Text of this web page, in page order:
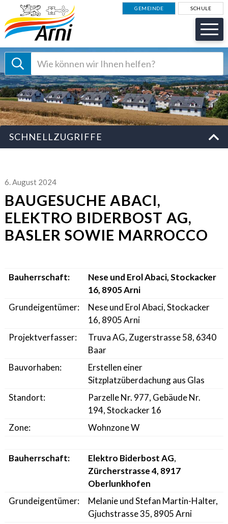
NAVIGIEREN IN GEMEINDE
Schnellnavigation GEMEINDE SCHULE
Suchbegriff
Suche starten
SCHNELLZUGRIFFE
BAUGESUCHE ABACI,
ELEKTRO BIDERBOST AG,
BASLER SOWIE MARROCCO
6. August 2024
Bauherrschaft:
Nese und Erol Abaci, Stockacker
16, 8905 Arni
Grundeigentümer:
Nese und Erol Abaci, Stockacker
16, 8905 Arni
Projektverfasser:
Truva AG, Zugerstrasse 58, 6340
Baar
Bauvorhaben:
Erstellen einer
Sitzplatzüberdachung aus Glas
Standort:
Parzelle Nr. 977, Gebäude Nr.
194, Stockacker 16
Zone:
Wohnzone W
Bauherrschaft: Elektro Biderbost AG,
Zürcherstrasse 4, 8917
Oberlunkhofen
Grundeigentümer:
Melanie und Stefan Martin-Halter,
Gjuchstrasse 35, 8905 Arni